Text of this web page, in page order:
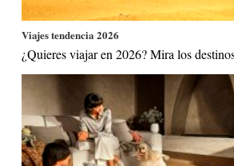
Viajes tendencia 2026
¿Quieres viajar en 2026? Mira los